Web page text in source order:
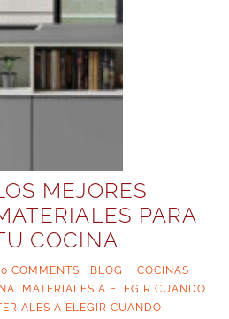
MEJORES
PARA
COCINA
0 COMMENTS BLOG
COCINAS
MATERIALES A ELEGIR CUANDO
A ELEGIR CUANDO